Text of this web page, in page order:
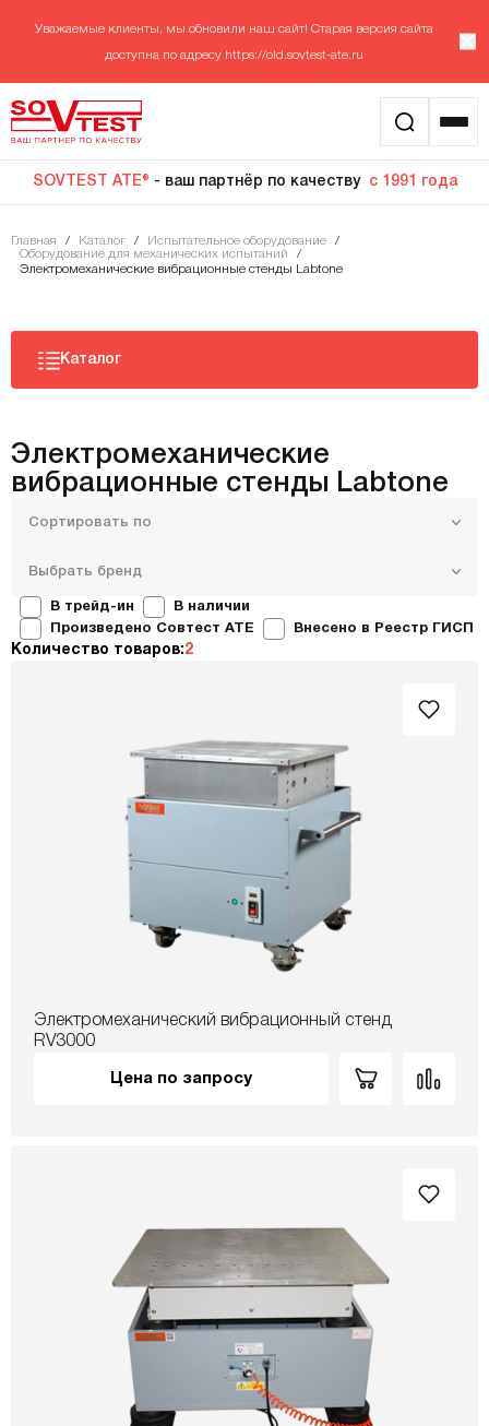
Уважаемые клиенты, мы обновили наш сайт! Старая версия сайта
доступна по адресу https://old.sovtest-ate.ru
SOVTEST ATE® - ваш партнёр по качеству с 1991 года
Главная / Каталог / Испытательное оборудование
/
Оборудование для механических испытаний
/
Электромеханические вибрационные стенды Labtone
Каталог
Электромеханические
вибрационные стенды Labtone
Сортировать по
Выбрать бренд
В трейд-ин
В наличии
Произведено Совтест ATE
Внесено в Реестр ГИСП
Количество товаров:2
Электромеханический вибрационный стенд
RV3000
Цена по запросу